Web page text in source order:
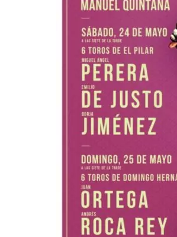
Arles : au
espérances.
02/04/2026 Olivier